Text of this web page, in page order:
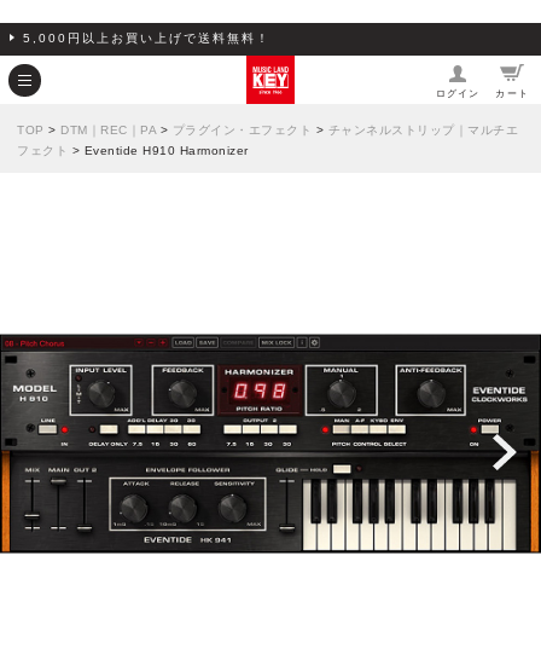
5,000円以上お買い上げで送料無料！
ログイン カート
TOP > DTM｜REC｜PA > プラグイン・エフェクト > チャンネルストリップ｜マルチエ
フェクト > Eventide H910 Harmonizer